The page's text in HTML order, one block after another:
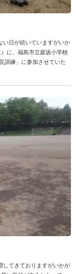
い日が続いていますがいか
に、福島市立庭坂小学校
訓練」に参加させていた
してきておりますがいかが